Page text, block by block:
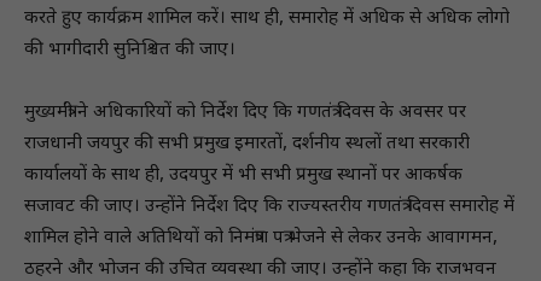
करते हुए कार्यक्रम शामिल करें। साथ ही, समारोह में अधिक से अधिक लोगो
की भागीदारी सुनिश्चित की जाए।
मुख्यमंत्री ने अधिकारियों को निर्देश दिए कि गणतंत्र दिवस के अवसर पर
राजधानी जयपुर की सभी प्रमुख इमारतों, दर्शनीय स्थलों तथा सरकारी
कार्यालयों के साथ ही, उदयपुर में भी सभी प्रमुख स्थानों पर आकर्षक
सजावट की जाए। उन्होंने निर्देश दिए कि राज्यस्तरीय गणतंत्र दिवस समारोह में
शामिल होने वाले अतिथियों को निमंत्रण पत्र भेजने से लेकर उनके आवागमन,
ठहरने और भोजन की उचित व्यवस्था की जाए। उन्होंने कहा कि राजभवन